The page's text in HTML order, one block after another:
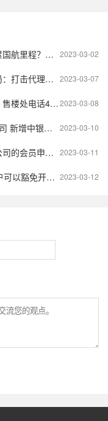
2023-03-02
汇总表来了！
2023-03-07
各地行政处罚近200起
2023-03-08
接8888售楼处地址
2023-03-10
、基金定投业务及费率优惠的公告
2023-03-11
员申请说不
2023-03-12
免开通吗？